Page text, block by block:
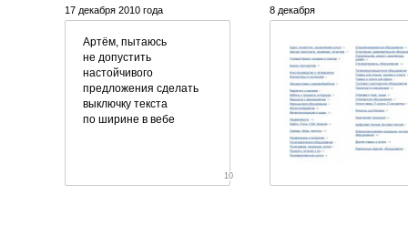
17 декабря 2010 года
Артём, пытаюсь
не допустить
настойчивого
предложения сделать
выключку текста
по ширине в вебе
10
8 декабря